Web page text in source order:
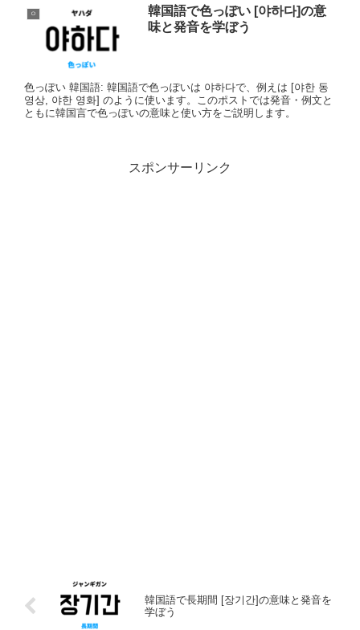
ㅇ
韓国語で色っぽい [야하다]の意
味と発音を学ぼう
色っぽい 韓国語: 韓国語で色っぽいは 야하다で、例えは [야한 동
영상, 야한 영화] のように使います。このポストでは発音・例文と
ともに韓国言で色っぽいの意味と使い方をご説明します。
スポンサーリンク
韓国語で長期間 [장기간]の意味と発音を
学ぼう